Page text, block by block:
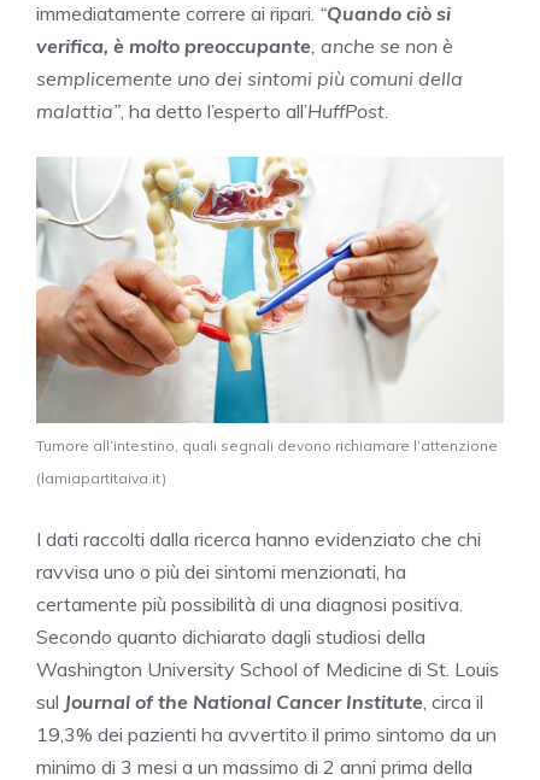
immediatamente correre ai ripari. “Quando ciò si
verifica, è molto preoccupante, anche se non è
semplicemente uno dei sintomi più comuni della
malattia”, ha detto l’esperto all’HuffPost.
Tumore all’intestino, quali segnali devono richiamare l’attenzione
(lamiapartitaiva.it)
I dati raccolti dalla ricerca hanno evidenziato che chi
ravvisa uno o più dei sintomi menzionati, ha
certamente più possibilità di una diagnosi positiva.
Secondo quanto dichiarato dagli studiosi della
Washington University School of Medicine di St. Louis
sul Journal of the National Cancer Institute , circa il
19,3% dei pazienti ha avvertito il primo sintomo da un
minimo di 3 mesi a un massimo di 2 anni prima della